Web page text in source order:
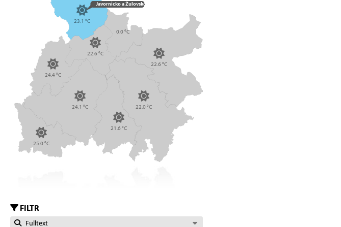
22.6 °C
24.1 °C
23.1 °C
0.0 °C
25.0 °C
24.4 °C
22.0 °C
21.6 °C
22.6 °C
Javornicko a Žulovsko
FILTR
Fulltext